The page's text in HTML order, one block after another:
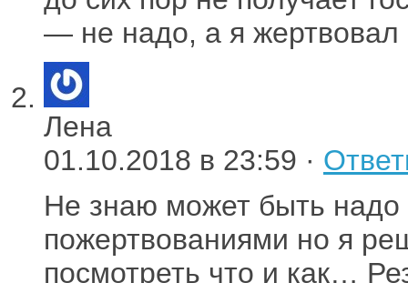
— не надо, а я жертвовал
Лена
01.10.2018 в 23:59 ·
Не знаю может быть надо
пожертвованиями но я
посмотреть что и как…